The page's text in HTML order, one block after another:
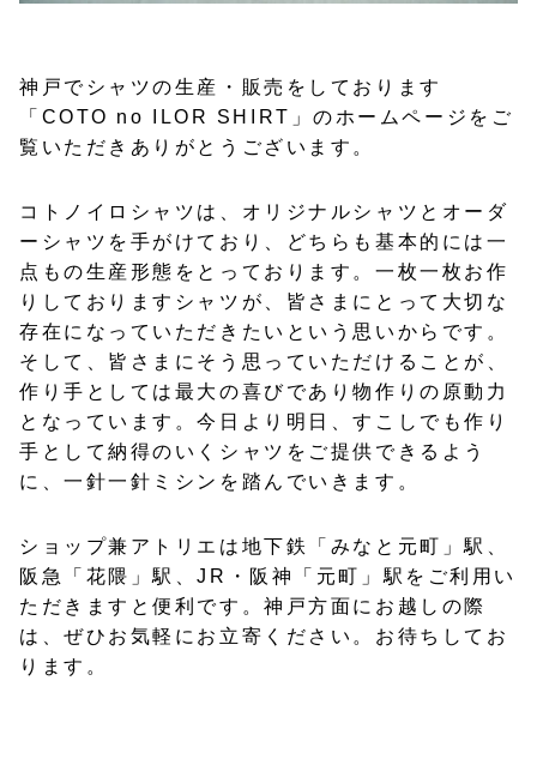
神戸でシャツの生産・販売をしております
「COTO no ILOR SHIRT」のホームページをご
覧いただきありがとうございます。
コトノイロシャツは、オリジナルシャツとオーダ
ーシャツを手がけており、どちらも基本的には一
点もの生産形態をとっております。一枚一枚お作
りしておりますシャツが、皆さまにとって大切な
存在になっていただきたいという思いからです。
そして、皆さまにそう思っていただけることが、
作り手としては最大の喜びであり物作りの原動力
となっています。今日より明日、すこしでも作り
手として納得のいくシャツをご提供できるよう
に、一針一針ミシンを踏んでいきます。
ショップ兼アトリエは地下鉄「みなと元町」駅、
阪急「花隈」駅、JR・阪神「元町」駅をご利用い
ただきますと便利です。神戸方面にお越しの際
は、ぜひお気軽にお立寄ください。お待ちしてお
ります。